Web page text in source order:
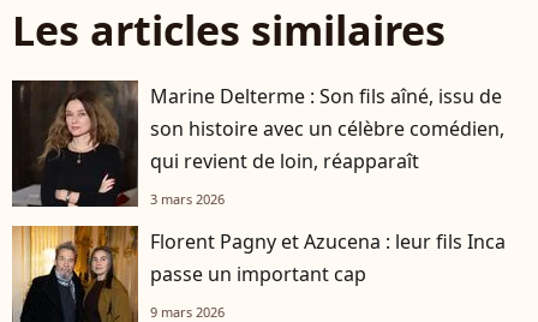
Les articles similaires
Marine Delterme : Son fils aîné, issu de
son histoire avec un célèbre comédien,
qui revient de loin, réapparaît
3 mars 2026
Florent Pagny et Azucena : leur fils Inca
passe un important cap
9 mars 2026